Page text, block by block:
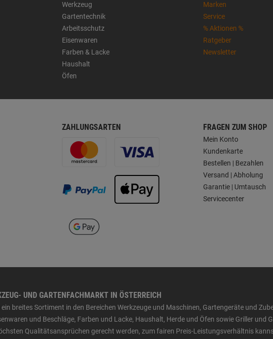
Werkzeug
Gartentechnik
Arbeitsschutz
Eisenwaren
Farben & Lacke
Haushalt
Öfen
Marken
Service
% Aktionen %
Ratgeber
Newsletter
ZAHLUNGSARTEN FRAGEN ZUM SHOP
Mein Konto
Kundenkarte
Bestellen | Bezahlen
Versand | Abholung
Garantie | Umtausch
Servicecenter
UND GARTENFACHMARKT IN ÖSTERREICH
ein breites Sortiment in den Bereichen Werkzeuge und Maschinen, Gartengeräte und
und Beschläge, Farben und Lacke, Haushalt, Herde und Öfen sowie Griller und
Qualitätsansprüchen gerecht werden, zum fairen Preis-Leistungsverhältnis